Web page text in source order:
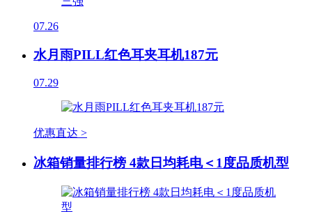
07.26
水月雨PILL红色耳夹耳机187元
07.29
优惠直达 >
冰箱销量排行榜 4款日均耗电＜1度品质机型